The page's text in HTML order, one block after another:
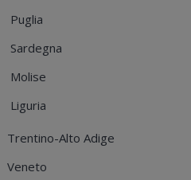
Puglia
Sardegna
Molise
Liguria
Trentino-Alto Adige
Veneto